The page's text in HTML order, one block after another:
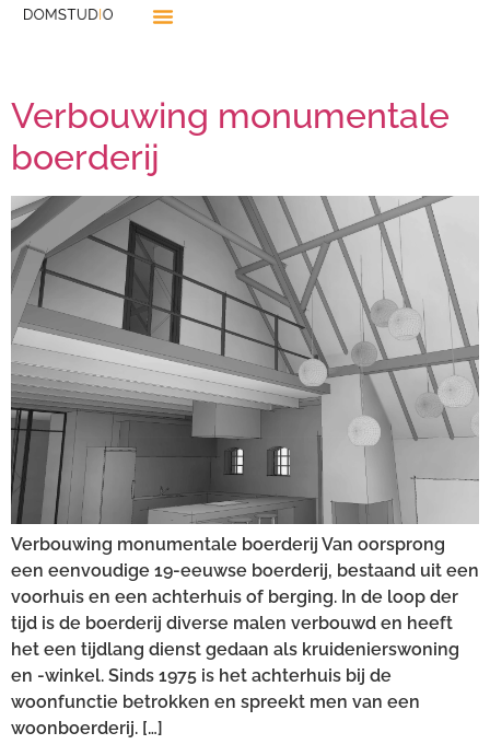
Verbouwing monumentale
boerderij
Verbouwing monumentale boerderij Van oorsprong
een eenvoudige 19-eeuwse boerderij, bestaand uit een
voorhuis en een achterhuis of berging. In de loop der
tijd is de boerderij diverse malen verbouwd en heeft
het een tijdlang dienst gedaan als kruidenierswoning
en -winkel. Sinds 1975 is het achterhuis bij de
woonfunctie betrokken en spreekt men van een
woonboerderij. […]